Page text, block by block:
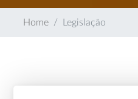
Home Legislação